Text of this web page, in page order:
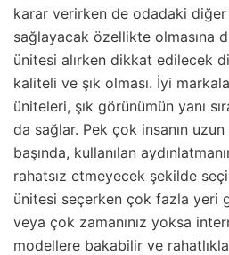
karar verirken de odadaki
sağlayacak özellikte olmasına
ünitesi alırken dikkat edilecek
kaliteli ve şık olması. İyi
üniteleri, şık görünümün yanı
da sağlar. Pek çok insanın
başında, kullanılan
rahatsız etmeyecek şekilde
ünitesi seçerken çok fazla yeri
veya çok zamanınız yoksa
modellere bakabilir ve